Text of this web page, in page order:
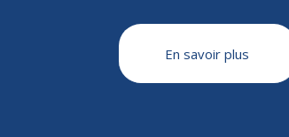
En savoir plus